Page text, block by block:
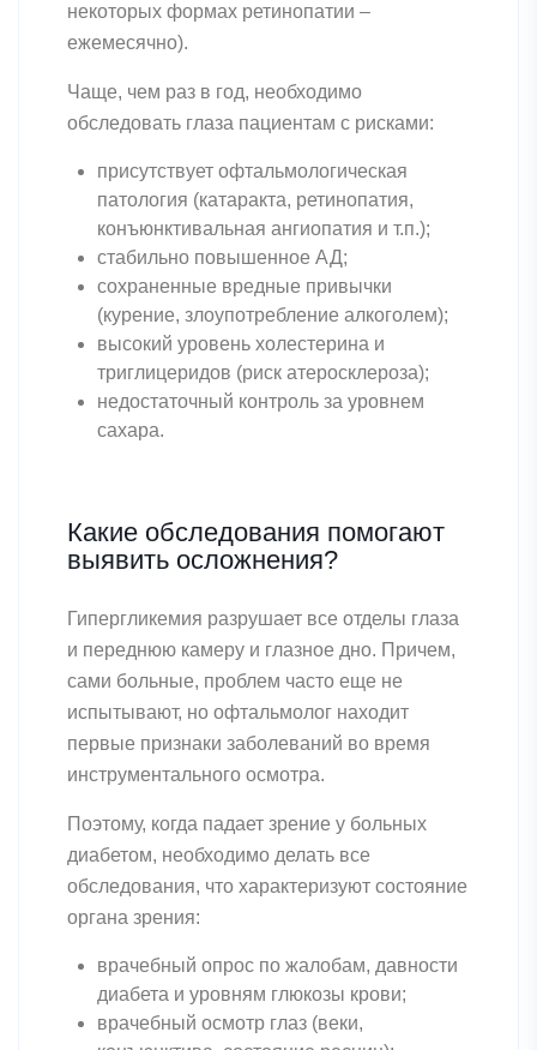
некоторых формах ретинопатии –
ежемесячно).
Чаще, чем раз в год, необходимо
обследовать глаза пациентам с рисками:
присутствует офтальмологическая
патология (катаракта, ретинопатия,
конъюнктивальная ангиопатия и т.п.);
стабильно повышенное АД;
сохраненные вредные привычки
(курение, злоупотребление алкоголем);
высокий уровень холестерина и
триглицеридов (риск атеросклероза);
недостаточный контроль за уровнем
сахара.
Какие обследования помогают
выявить осложнения?
Гипергликемия разрушает все отделы глаза
и переднюю камеру и глазное дно. Причем,
сами больные, проблем часто еще не
испытывают, но офтальмолог находит
первые признаки заболеваний во время
инструментального осмотра.
Поэтому, когда падает зрение у больных
диабетом, необходимо делать все
обследования, что характеризуют состояние
органа зрения:
врачебный опрос по жалобам, давности
диабета и уровням глюкозы крови;
врачебный осмотр глаз (веки,